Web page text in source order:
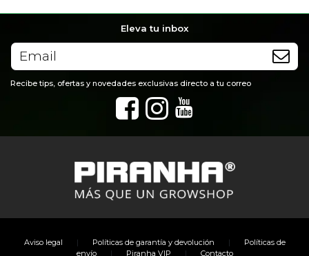
Eleva tu inbox
Recibe tips, ofertas y novedades exclusivas directo a tu correo
Aviso legal | Políticas de garantía y devolución |
Políticas de
envío
| Piranha VIP | Contacto